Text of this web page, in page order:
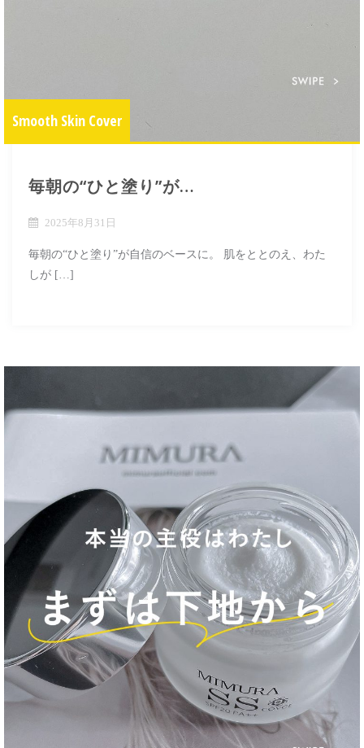
Smooth Skin Cover
毎朝の“ひと塗り”が…
2025年8月31日
毎朝の“ひと塗り”が自信のベースに。 肌をととのえ、わた
しが […]